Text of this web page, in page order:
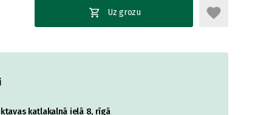
Uz grozu
katlakalnā ielā 8, rīgā